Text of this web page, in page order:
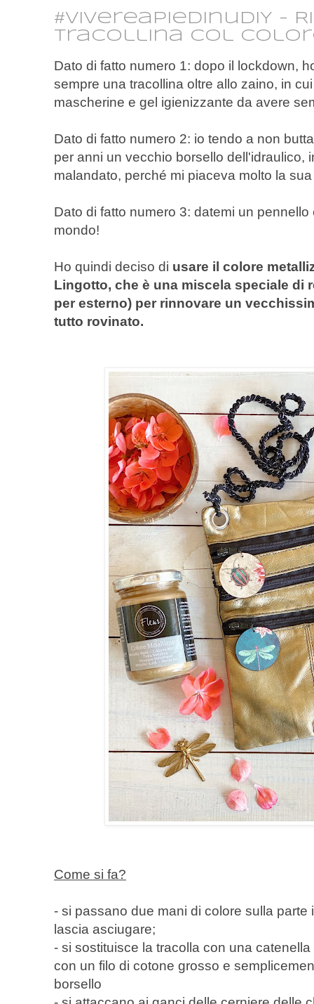
#VivereapiedinuDIY -
tracollina col
Dato di fatto numero 1: dopo il lockdown,
sempre una tracollina oltre allo zaino, in
mascherine e gel igienizzante da avere
Dato di fatto numero 2: io tendo a non
per anni un vecchio borsello dell'idraulico,
malandato, perché mi piaceva molto la
Dato di fatto numero 3: datemi un
mondo!
Ho quindi deciso di usare il colore
Lingotto, che è una miscela speciale di
per esterno) per rinnovare un
tutto rovinato.
Come si fa?
- si passano due mani di colore sulla parte
lascia asciugare;
- si sostituisce la tracolla con una
con un filo di cotone grosso e
borsello